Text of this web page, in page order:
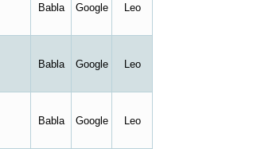
Babla Google Leo
Babla Google Leo
Babla Google Leo